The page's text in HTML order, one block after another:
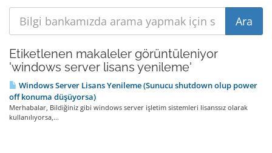
Etiketlenen makaleler görüntüleniyor
'windows server lisans yenileme'
Windows Server Lisans Yenileme (Sunucu shutdown olup power
off konuma düşüyorsa)
Merhabalar, Bildiğiniz gibi windows server işletim sistemleri lisanssız olarak
kullanılıyorsa,...